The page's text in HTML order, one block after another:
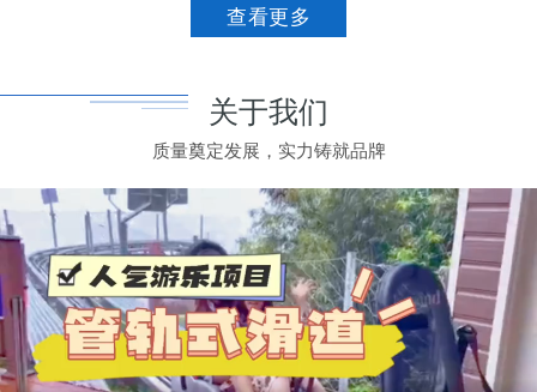
查看更多
关于我们
质量奠定发展，实力铸就品牌